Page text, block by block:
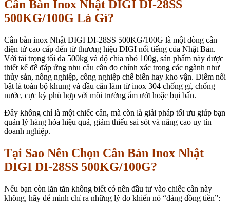
Cân Bàn Inox Nhật DIGI DI-28SS
500KG/100G Là Gì?
Cân bàn inox Nhật DIGI DI-28SS 500KG/100G là một dòng cân
điện tử cao cấp đến từ thương hiệu DIGI nổi tiếng của Nhật Bản.
Với tải trọng tối đa 500kg và độ chia nhỏ 100g, sản phẩm này được
thiết kế để đáp ứng nhu cầu cân đo chính xác trong các ngành như
thủy sản, nông nghiệp, công nghiệp chế biến hay kho vận. Điểm nổi
bật là toàn bộ khung và đầu cân làm từ inox 304 chống gỉ, chống
nước, cực kỳ phù hợp với môi trường ẩm ướt hoặc bụi bẩn.
Đây không chỉ là một chiếc cân, mà còn là giải pháp tối ưu giúp bạn
quản lý hàng hóa hiệu quả, giảm thiểu sai sót và nâng cao uy tín
doanh nghiệp.
Tại Sao Nên Chọn Cân Bàn Inox Nhật
DIGI DI-28SS 500KG/100G?
Nếu bạn còn lăn tăn không biết có nên đầu tư vào chiếc cân này
không, hãy để mình chỉ ra những lý do khiến nó “đáng đồng tiền”: